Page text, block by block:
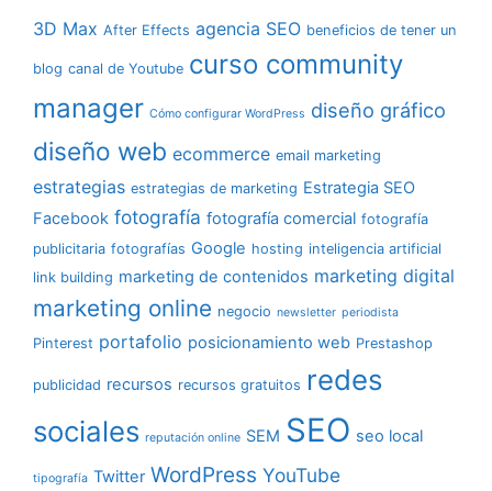
3D Max After Effects agencia SEO beneficios de tener un
blog canal de Youtube curso community
manager Cómo configurar WordPress diseño gráfico
diseño web ecommerce email marketing
estrategias estrategias de marketing Estrategia SEO
Facebook fotografía fotografía comercial fotografía
publicitaria fotografías Google hosting inteligencia artificial
link building marketing de contenidos marketing digital
marketing online negocio newsletter periodista
Pinterest portafolio posicionamiento web Prestashop
publicidad recursos recursos gratuitos redes
sociales reputación online SEM SEO seo local
tipografía Twitter WordPress YouTube